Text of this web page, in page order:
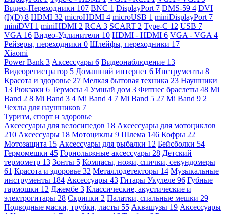
Видео-Переходники 107 BNC 1 DisplayPort 7 DMS-59 4 DVI
(I)(D) 8 HDMI 32 microHDMI 4 microUSB 1 miniDisplayPort 7
miniDVI 1 miniHDMI 2 RCA 3 SCART 2 Type-C 12 USB 7
VGA 16 Видео-Удлинители 10 HDMI - HDMI 6 VGA - VGA 4
Рейзеры, переходники 0 Шлейфы, переходники 17
Xiaomi
Power Bank 3 Аксессуары 6 Видеонаблюдение 13
Видеорегистратор 5 Домашний интернет 6 Инструменты 8
Красота и здоровье 27 Мелкая бытовая техника 23 Наушники
13 Рюкзаки 6 Термосы 4 Умный дом 3 Фитнес браслеты 48 Mi
Band 2 8 Mi Band 3 4 Mi Band 4 7 Mi Band 5 27 Mi Band 9 2
Чехлы для наушников 7
Туризм, спорт и здоровье
Аксессуары для велосипедов 18 Аксессуары для мотоциклов
210 Аксессуары 18 Мотоциклы 9 Шлема 146 Кофры 22
Мотозащита 15 Аксессуары для рыбалки 12 Бейсболки 54
Гермомешки 45 Горнолыжные аксессуары 28 Детский
термометр 13 Зонты 5 Компасы, ножи, спички, секундомеры
61 Красота и здоровье 32 Металлодетекторы 14 Музыкальные
инструменты 184 Аксессуары 43 Гитары Укулеле 96 Губные
гармошки 12 Джембе 3 Классические, акустические и
электрогитары 28 Скрипки 2 Палатки, спальные мешки 29
Подводные маски, трубки, ласты 55 Аквашузы 19 Аксессуары